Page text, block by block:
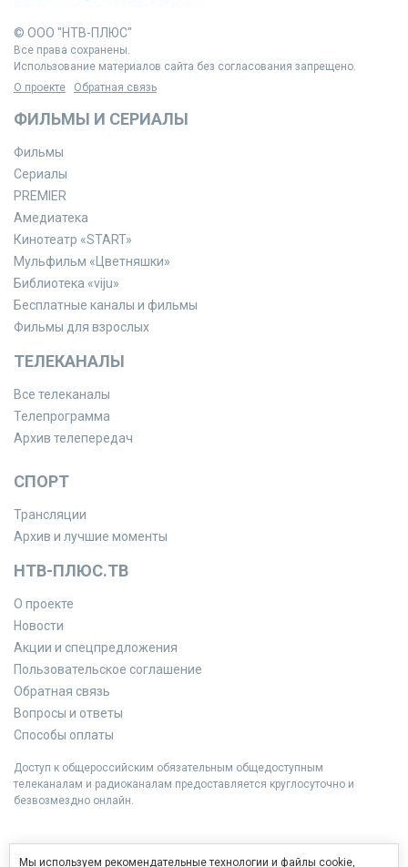
© ООО "НТВ-ПЛЮС"
Все права сохранены.
Использование материалов сайта без согласования запрещено.
О проекте
Обратная связь
ФИЛЬМЫ И СЕРИАЛЫ
Фильмы
Сериалы
PREMIER
Амедиатека
Кинотеатр «START»
Мульфильм «Цветняшки»
Библиотека «viju»
Бесплатные каналы и фильмы
Фильмы для взрослых
ТЕЛЕКАНАЛЫ
Все телеканалы
Телепрограмма
Архив телепередач
СПОРТ
Трансляции
Архив и лучшие моменты
НТВ-ПЛЮС.ТВ
О проекте
Новости
Акции и спецпредложения
Пользовательское соглашение
Обратная связь
Вопросы и ответы
Способы оплаты
Доступ к общероссийским обязательным общедоступным
телеканалам и радиоканалам предоставляется круглосуточно и
безвозмездно онлайн.
Мы используем рекомендательные технологии и файлы cookie,